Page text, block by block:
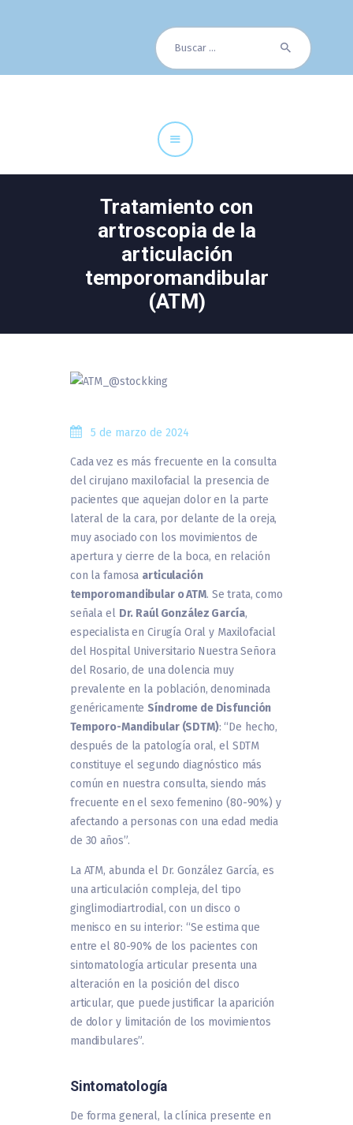
Buscar:
Tratamiento con
artroscopia de la
articulación
temporomandibular
(ATM)
Cuadro Médico
Especialidades
5 de marzo de 2024
Cada vez es más frecuente en la consulta
del cirujano maxilofacial la presencia de
pacientes que aquejan dolor en la parte
lateral de la cara, por delante de la oreja,
muy asociado con los movimientos de
apertura y cierre de la boca, en relación
con la famosa articulación
temporomandibular o ATM. Se trata, como
señala el Dr. Raúl González García,
especialista en Cirugía Oral y Maxilofacial
del Hospital Universitario Nuestra Señora
del Rosario, de una dolencia muy
prevalente en la población, denominada
genéricamente Síndrome de Disfunción
Temporo-Mandibular (SDTM): “De hecho,
después de la patología oral, el SDTM
constituye el segundo diagnóstico más
común en nuestra consulta, siendo más
frecuente en el sexo femenino (80-90%) y
afectando a personas con una edad media
de 30 años”.
La ATM, abunda el Dr. González García, es
una articulación compleja, del tipo
ginglimodiartrodial, con un disco o
menisco en su interior: “Se estima que
entre el 80-90% de los pacientes con
sintomatología articular presenta una
alteración en la posición del disco
articular, que puede justificar la aparición
de dolor y limitación de los movimientos
mandibulares”.
Sintomatología
De forma general, la clínica presente en